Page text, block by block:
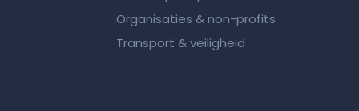
Organisaties & non-profits
Transport & veiligheid